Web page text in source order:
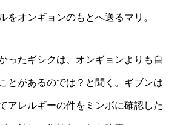
をオンギョンのもとへ送るマリ。
ったギシクは、オンギョンよりも自
とがあるのでは？と聞く。ギブンは
アレルギーの件をミンボに確認した